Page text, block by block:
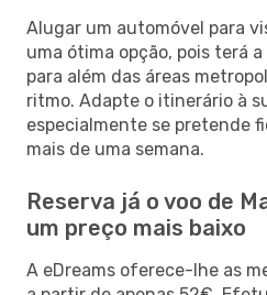
Alugar um automóvel para
uma ótima opção, pois terá
para além das áreas
ritmo. Adapte o itinerário à
especialmente se pretende
mais de uma semana.
Reserva já o voo de
um preço mais baixo
A eDreams oferece-lhe as